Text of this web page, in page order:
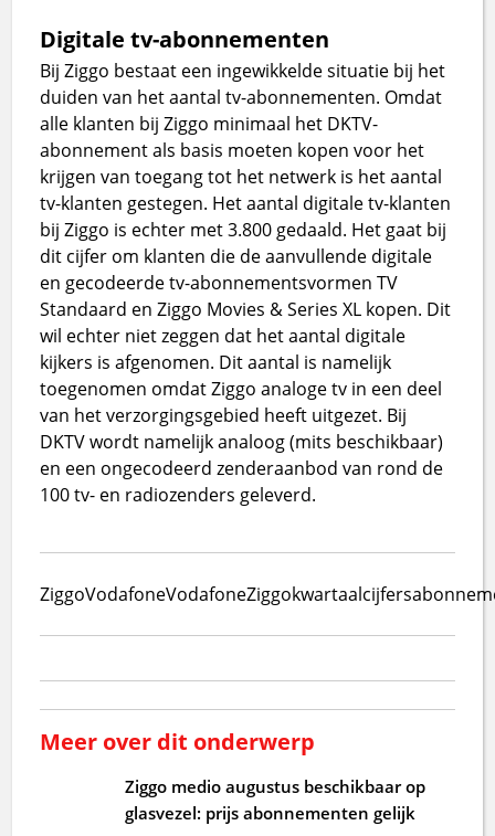
Digitale tv-abonnementen
Bij Ziggo bestaat een ingewikkelde situatie bij het
duiden van het aantal tv-abonnementen. Omdat
alle klanten bij Ziggo minimaal het DKTV-
abonnement als basis moeten kopen voor het
krijgen van toegang tot het netwerk is het aantal
tv-klanten gestegen. Het aantal digitale tv-klanten
bij Ziggo is echter met 3.800 gedaald. Het gaat bij
dit cijfer om klanten die de aanvullende digitale
en gecodeerde tv-abonnementsvormen TV
Standaard en Ziggo Movies & Series XL kopen. Dit
wil echter niet zeggen dat het aantal digitale
kijkers is afgenomen. Dit aantal is namelijk
toegenomen omdat Ziggo analoge tv in een deel
van het verzorgingsgebied heeft uitgezet. Bij
DKTV wordt namelijk analoog (mits beschikbaar)
en een ongecodeerd zenderaanbod van rond de
100 tv- en radiozenders geleverd.
ZiggoVodafoneVodafoneZiggokwartaalcijfers
Meer over dit onderwerp
Ziggo medio augustus beschikbaar op
glasvezel: prijs abonnementen gelijk